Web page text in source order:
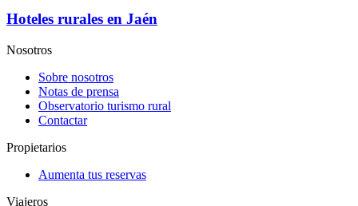
Hoteles rurales en Jaén
Nosotros
Sobre nosotros
Notas de prensa
Observatorio turismo rural
Contactar
Propietarios
Aumenta tus reservas
Viajeros